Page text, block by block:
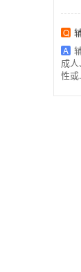
Q
A
成
性